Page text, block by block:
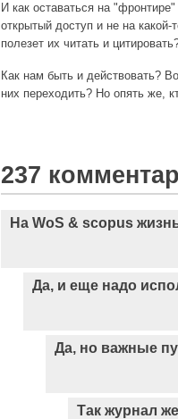
И как оставаться на
открытый доступ и не на
полезет их читать и
Как нам быть и действовать?
них переходить? Но опять же,
237
На WoS & scopus
Да, и еще надо
Да, но важные
Так журнал